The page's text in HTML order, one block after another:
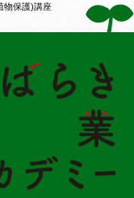
物保護)講座